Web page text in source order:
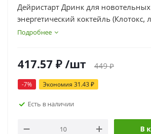
Дейристарт Дринк для
энергетический коктейль (Клотокс,
700г
Подробнее
417.57 ₽ /шт 449₽
-7% Экономия 31.43₽
Есть в наличии
В